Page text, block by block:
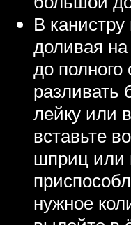
В
доливая
до
разливать
лейку или
вставьте
шприц или
нужное